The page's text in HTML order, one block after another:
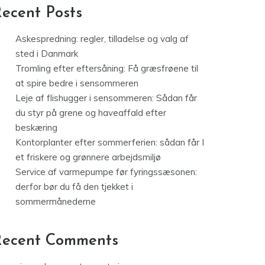
Posts
Askespredning: regler, tilladelse og valg af
sted i Danmark
Tromling efter eftersåning: Få græsfrøene til
at spire bedre i sensommeren
Leje af flishugger i sensommeren: Sådan får
du styr på grene og haveaffald efter
beskæring
Kontorplanter efter sommerferien: sådan får I
et friskere og grønnere arbejdsmiljø
Service af varmepumpe før fyringssæsonen:
derfor bør du få den tjekket i
sommermånederne
Comments